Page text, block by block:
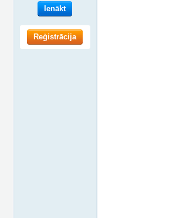
Ienākt
Reģistrācija